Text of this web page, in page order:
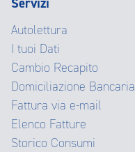
Autolettura
I tuoi Dati
Cambio Recapito
Domiciliazione Bancaria
Fattura via e-mail
Elenco Fatture
Storico Consumi